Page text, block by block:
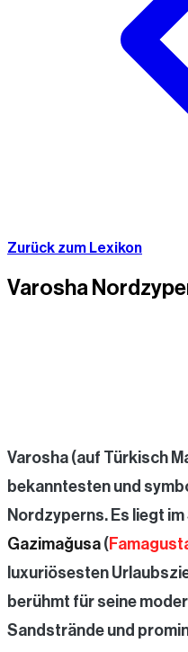
Zurück zum Lexikon
Varosha
Varosha (auf Türkisch
bekanntesten und
Nordzyperns. Es liegt im
Gazimağusa (
luxuriösesten
berühmt für seine
Sandstrände und